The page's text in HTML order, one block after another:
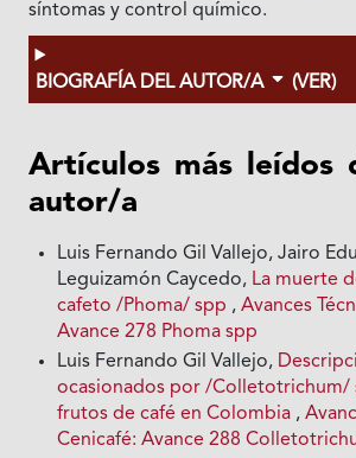
síntomas y control químico.
BIOGRAFÍA DEL AUTOR/A (VER)
Artículos más leídos
autor/a
Luis Fernando Gil Vallejo, Jairo
Leguizamón Caycedo, La muerte
cafeto /Phoma/ spp ,Avances
Avance 278 Phoma spp
Luis Fernando Gil Vallejo,
ocasionados por /Colletotrichum/
frutos de café en Colombia ,
Cenicafé: Avance 288